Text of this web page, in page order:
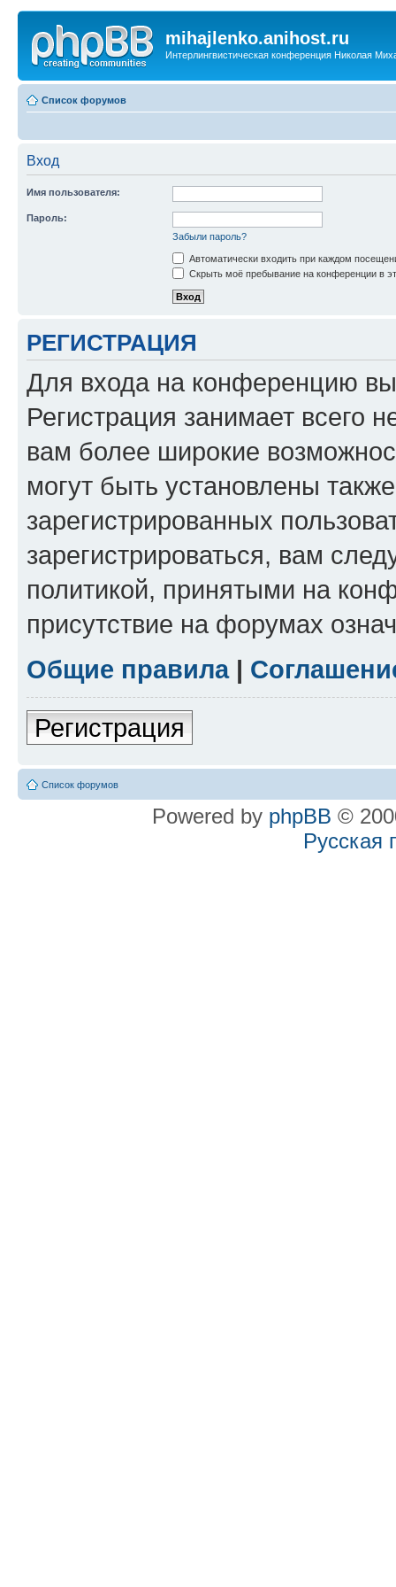
mihajlenko.anihost.ru
Интерлингвистическая конференция Николая
Список форумов
Вход
Имя пользователя:
Пароль:
Забыли пароль?
Автоматически входить при каждом
Скрыть моё пребывание на конференции в
РЕГИСТРАЦИЯ
Для входа на конференцию
Регистрация занимает всего
вам более широкие
могут быть установлены
зарегистрированных
зарегистрироваться, вам
политикой, принятыми на
присутствие на форумах
Общие правила|
Регистрация
Список форумов
Powered by phpBB ©
Русская